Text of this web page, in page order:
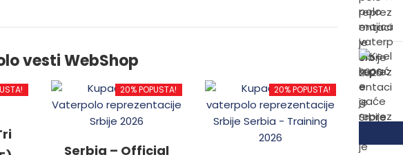
vesti WebShop
20% POPUSTA!
Serbia – Official
20% POPUSTA!